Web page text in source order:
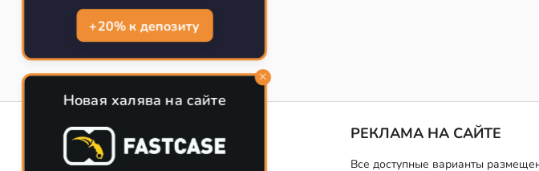
CS-CONFIG
Конфиги игроков CS2
РЕКЛАМА НА САЙТЕ
Все доступные варианты
+20% к депозиту
Новая халява на сайте